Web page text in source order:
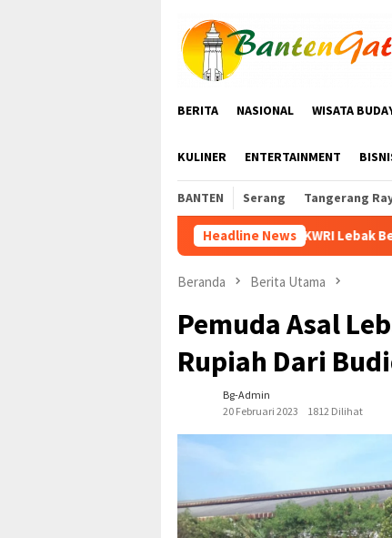
konten
BERITA NASIONAL WISATA
KULINER ENTERTAINMENT
BANTEN Serang Tangerang
Headline News
KWRI Lebak Bergabung dengan PPI Gelar
Beranda Berita Utama
Pemuda Asal
Rupiah Dari
Bg-Admin
20 Februari 2023
1812 Dilihat